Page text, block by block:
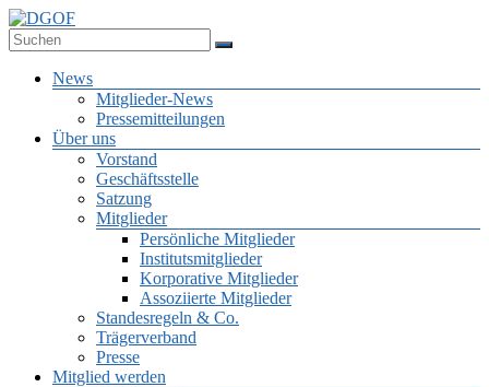
Zum
Inhalt
springen
Deutsche Gesellschaft für Online-Forschung e.V.
Menü
News
Mitglieder-News
Pressemitteilungen
Über uns
Vorstand
Geschäftsstelle
Satzung
Mitglieder
Persönliche Mitglieder
Institutsmitglieder
Korporative Mitglieder
Assoziierte Mitglieder
Standesregeln & Co.
Trägerverband
Presse
Mitglied werden